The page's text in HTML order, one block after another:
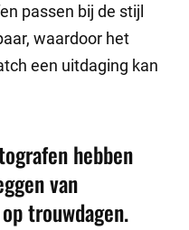
passen bij de stijl
waardoor het
een uitdaging kan
hebben
van
trouwdagen.